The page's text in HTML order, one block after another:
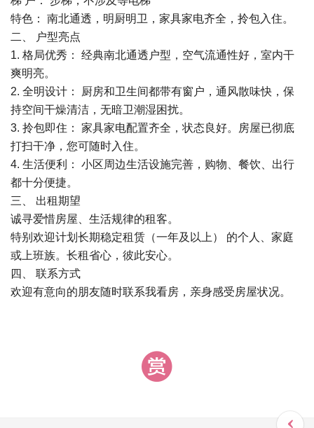
特色： 南北通透，明厨明卫，家具家电齐全，拎包入住。
二、 户型亮点
1. 格局优秀： 经典南北通透户型，空气流通性好，室内干
爽明亮。
2. 全明设计： 厨房和卫生间都带有窗户，通风散味快，保
持空间干燥清洁，无暗卫潮湿困扰。
3. 拎包即住： 家具家电配置齐全，状态良好。房屋已彻底
打扫干净，您可随时入住。
4. 生活便利： 小区周边生活设施完善，购物、餐饮、出行
都十分便捷。
三、 出租期望
诚寻爱惜房屋、生活规律的租客。
特别欢迎计划长期稳定租赁（一年及以上） 的个人、家庭
或上班族。长租省心，彼此安心。
四、 联系方式
欢迎有意向的朋友随时联系我看房，亲身感受房屋状况。